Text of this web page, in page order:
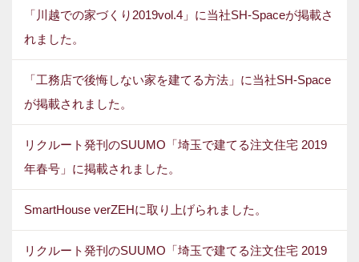
「川越での家づくり2019vol.4」に当社SH-Spaceが掲載さ
れました。
「工務店で後悔しない家を建てる方法」に当社SH-Space
が掲載されました。
リクルート発刊のSUUMO「埼玉で建てる注文住宅 2019
年春号」に掲載されました。
SmartHouse verZEHに取り上げられました。
リクルート発刊のSUUMO「埼玉で建てる注文住宅 2019